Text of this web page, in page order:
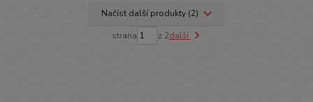
Načíst další produkty (2)
strana z 2další